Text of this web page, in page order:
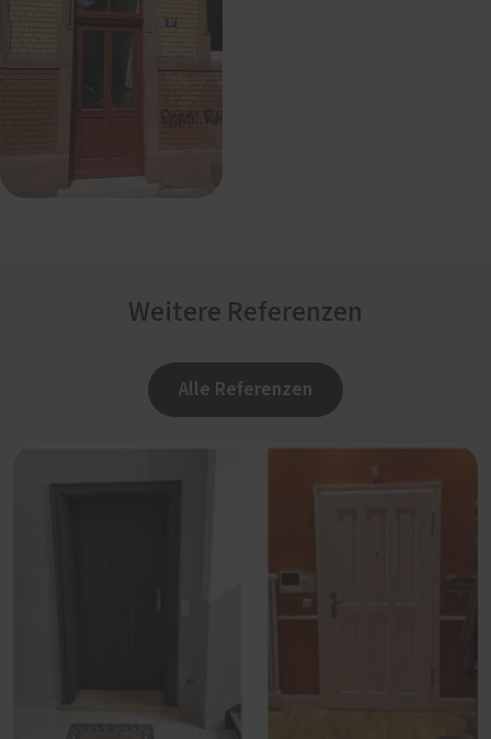
Weitere Referenzen
Alle Referenzen